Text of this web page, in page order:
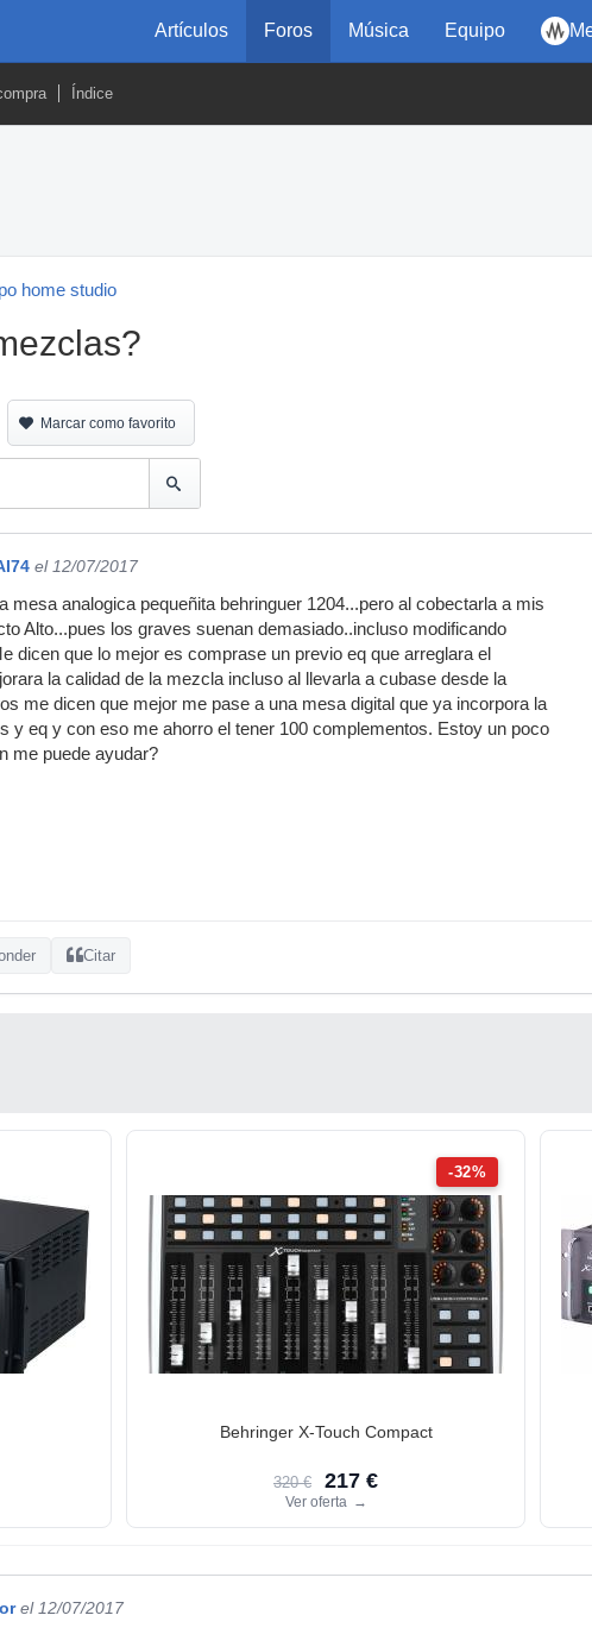
Artículos Foros Música Equipo
Índice
home studio
Marcar como favorito
el 12/07/2017
mesa analogica pequeñita behringuer 1204...pero al cobectarla a mis
Alto...pues los graves suenan demasiado..incluso modificando
dicen que lo mejor es comprase un previo eq que arreglara el
la calidad de la mezcla incluso al llevarla a cubase desde la
me dicen que mejor me pase a una mesa digital que ya incorpora la
y eq y con eso me ahorro el tener 100 complementos. Estoy un poco
me puede ayudar?
Citar
-32%
Behringer X-Touch Compact
320 € 217 €
Ver oferta →
el 12/07/2017